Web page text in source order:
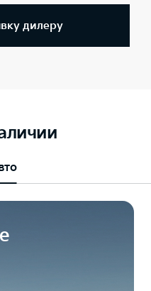
дилеру